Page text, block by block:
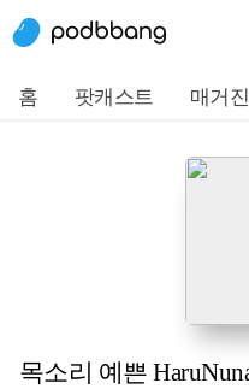
홈 팟캐스트 매거진
목소리 예쁜